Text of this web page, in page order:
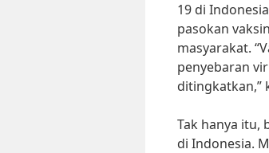
19 di
pasokan
masyarakat.
penyebaran
ditingkatkan,”
Tak hanya itu,
di Indonesia.